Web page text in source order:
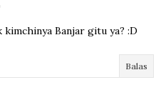
kimchinya Banjar gitu ya? :D
Balas